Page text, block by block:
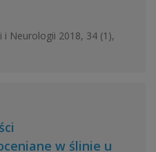
i Neurologii 2018, 34 (1),
w ślinie u